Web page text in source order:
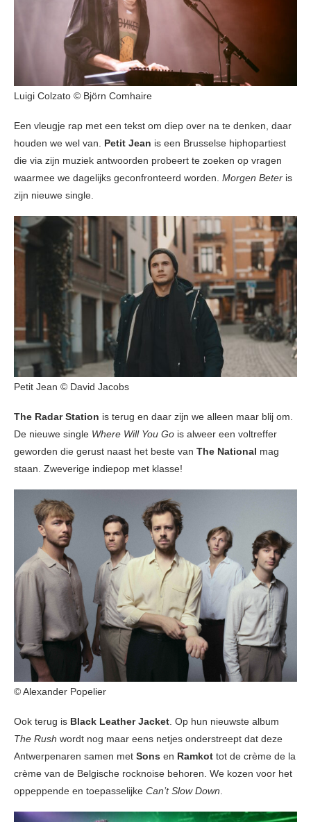
Luigi Colzato © Björn Comhaire
Een vleugje rap met een tekst om diep over na te denken, daar
houden we wel van. Petit Jean is een Brusselse hiphopartiest
die via zijn muziek antwoorden probeert te zoeken op vragen
waarmee we dagelijks geconfronteerd worden. Morgen Beter is
zijn nieuwe single.
Petit Jean © David Jacobs
The Radar Station is terug en daar zijn we alleen maar blij om.
De nieuwe single Where Will You Go is alweer een voltreffer
geworden die gerust naast het beste van The National mag
staan. Zweverige indiepop met klasse!
© Alexander Popelier
Ook terug is Black Leather Jacket . Op hun nieuwste album
The Rush wordt nog maar eens netjes onderstreept dat deze
Antwerpenaren samen met Sons en Ramkot tot de crème de la
crème van de Belgische rocknoise behoren. We kozen voor het
oppeppende en toepasselijke Can’t Slow Down